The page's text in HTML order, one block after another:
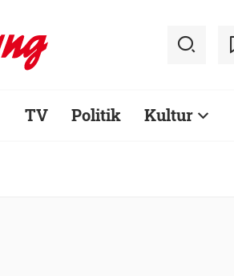
TV Politik Kultur